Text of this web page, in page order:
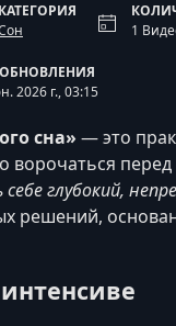
КАТЕГОРИЯ
1
2026 г., 03:15
сна» — это
ворочаться
себе глубокий,
решений,